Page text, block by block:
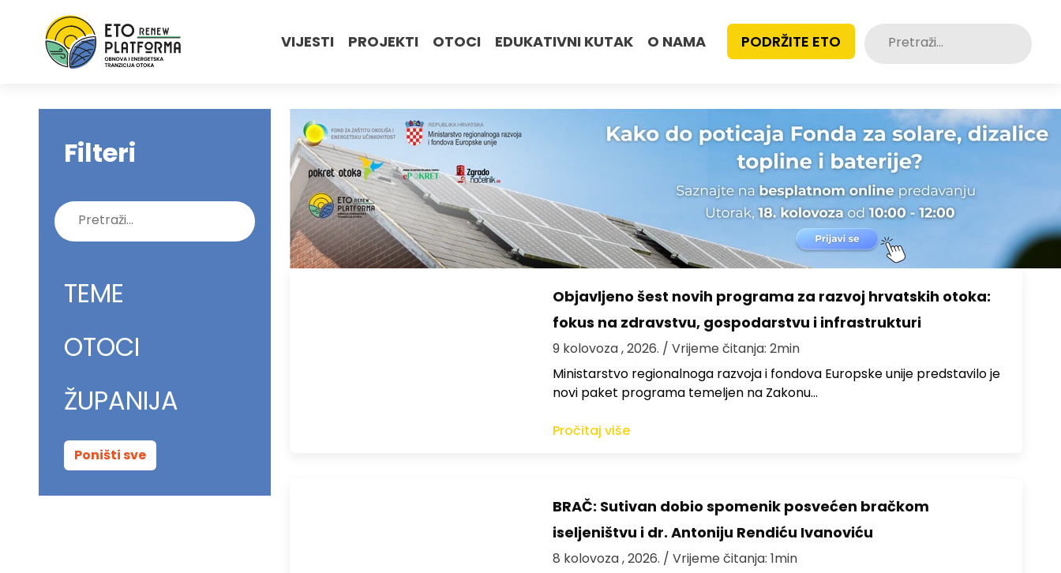
VIJESTI PROJEKTI OTOCI EDUKATIVNI KUTAK O NAMA PODRŽITE ETO Pretraži:
Filteri
Pretraži:
TEME
OTOCI
ŽUPANIJA
Poništi sve
Objavljeno šest novih programa za razvoj hrvatskih otoka:
fokus na zdravstvu, gospodarstvu i infrastrukturi
9 kolovoza , 2026. / Vrijeme čitanja: 2min
Ministarstvo regionalnoga razvoja i fondova Europske unije predstavilo je
novi paket programa temeljen na Zakonu…
Pročitaj više
BRAČ: Sutivan dobio spomenik posvećen bračkom
iseljeništvu i dr. Antoniju Rendiću Ivanoviću
8 kolovoza , 2026. / Vrijeme čitanja: 1min